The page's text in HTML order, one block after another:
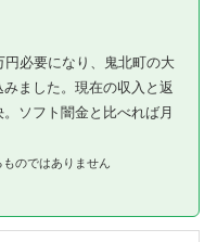
円必要になり、鬼北町の大
ました。現在の収入と返
ソフト闇金と比べれば月
のではありません